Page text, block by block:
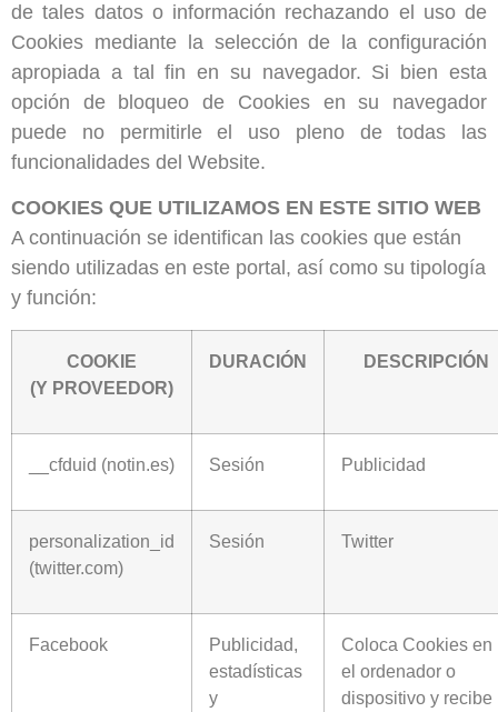
de tales datos o información rechazando el uso de
Cookies mediante la selección de la configuración
apropiada a tal fin en su navegador. Si bien esta
opción de bloqueo de Cookies en su navegador
puede no permitirle el uso pleno de todas las
funcionalidades del Website.
COOKIES QUE UTILIZAMOS EN ESTE SITIO WEB
A continuación se identifican las cookies que están
siendo utilizadas en este portal, así como su tipología
y función:
COOKIE
(Y PROVEEDOR)
DURACIÓN DESCRIPCIÓN
__cfduid (notin.es) Sesión Publicidad
personalization_id
(twitter.com)
Sesión Twitter
Facebook
Publicidad,
estadísticas
y
Coloca Cookies en
el ordenador o
dispositivo y recibe